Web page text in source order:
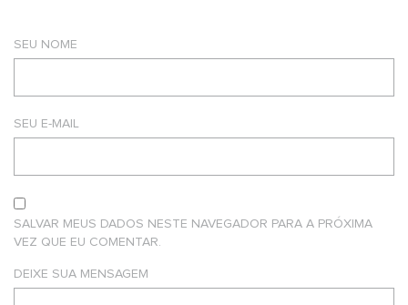
SEU NOME
SEU E-MAIL
SALVAR MEUS DADOS NESTE NAVEGADOR PARA A PRÓXIMA
VEZ QUE EU COMENTAR.
DEIXE SUA MENSAGEM